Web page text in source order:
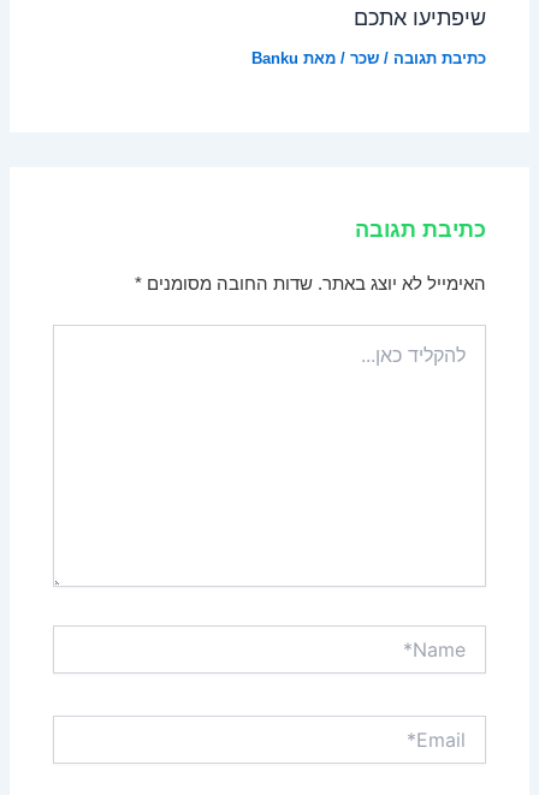
שיפתיעו אתכם
כתיבת תגובה /שכר / מאת Banku
כתיבת תגובה
האימייל לא יוצג באתר. שדות החובה מסומנים*
כאן...